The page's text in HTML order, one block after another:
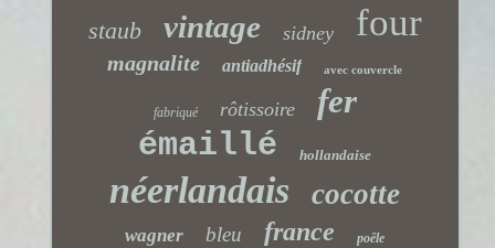
staub vintage sidney four
magnalite antiadhésif avec couvercle
fabriqué rôtissoire fer
émaillé hollandaise
néerlandais cocotte
wagner bleu france poêle